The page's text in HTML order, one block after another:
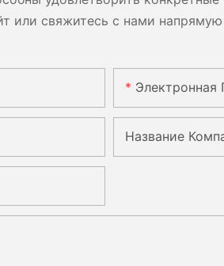
или свяжитесь с нами
Электронная
Название